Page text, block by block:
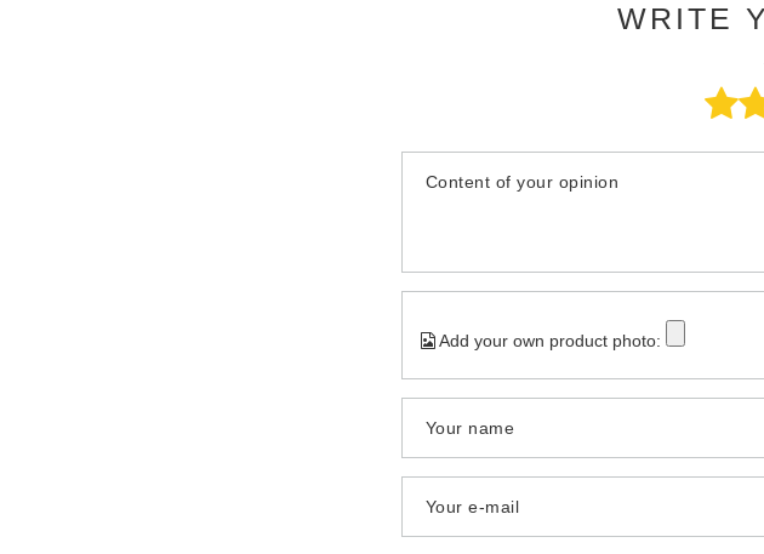
WRITE
Content of your opinion
Add your own product photo:
Your name
Your e-mail